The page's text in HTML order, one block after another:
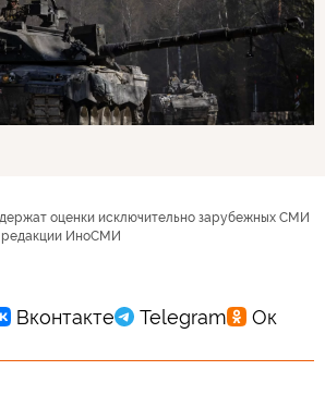
оценки исключительно зарубежных СМИ
редакции ИноСМИ